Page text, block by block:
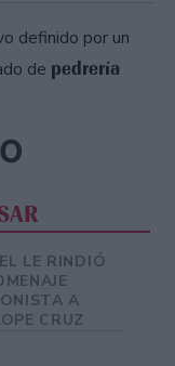
definido por un
de pedrería
LE RINDIÓ
A
CRUZ